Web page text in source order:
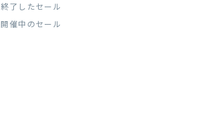
終了したセール
開催中のセール